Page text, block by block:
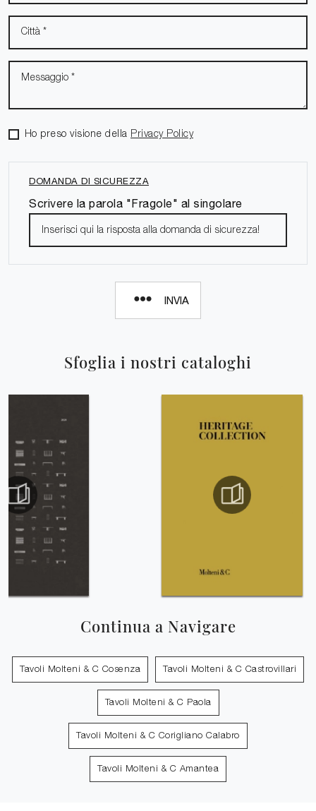
Sfoglia i nostri cataloghi
Continua a Navigare
Tavoli Molteni & C Cosenza Tavoli Molteni & C Castrovillari
Tavoli Molteni & C Paola
Tavoli Molteni & C Corigliano Calabro
Tavoli Molteni & C Amantea
Ho preso visione della Privacy Policy
DOMANDA DI SICUREZZA
Scrivere la parola "Fragole" al singolare
INVIA